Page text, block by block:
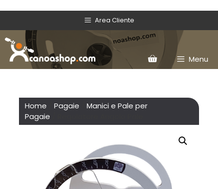
Area Cliente
Menu
Home Pagaie
Manici e Pale per
Pagaie